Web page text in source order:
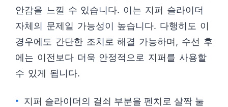
안감을 느낄 수 있습니다. 이는 지퍼 슬라이더
자체의 문제일 가능성이 높습니다. 다행히도 이
경우에도 간단한 조치로 해결 가능하며, 수선 후
에는 이전보다 더욱 안정적으로 지퍼를 사용할
수 있게 됩니다.
지퍼 슬라이더의 걸쇠 부분을 펜치로 살짝 눌